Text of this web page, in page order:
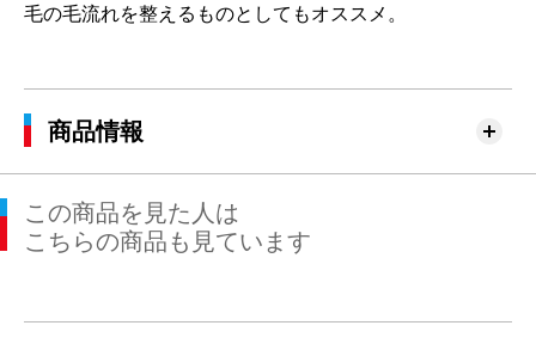
毛の毛流れを整えるものとしてもオススメ。
商品情報
この商品を見た人は
こちらの商品も見ています